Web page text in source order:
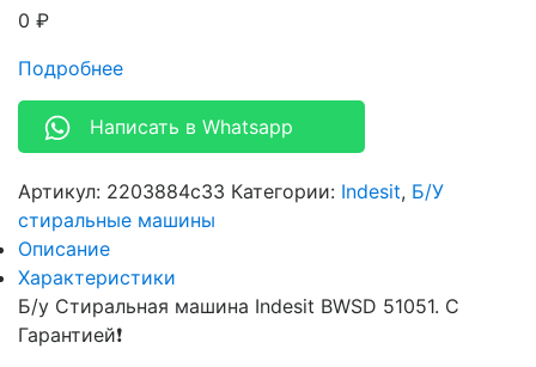
0 ₽
Подробнее
Написать в Whatsapp
Артикул: 2203884c33 Категории: Indesit, Б/У
стиральные машины
Описание
Характеристики
Б/у Стиральная машина Indesit BWSD 51051. С
Гарантией❗